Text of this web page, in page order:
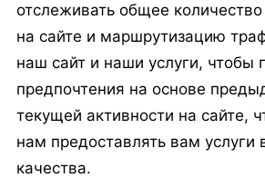
отслеживать общее количество
на сайте и маршрутизацию
наш сайт и наши услуги, чтобы
предпочтения на основе
текущей активности на сайте,
нам предоставлять вам услуги
качества.